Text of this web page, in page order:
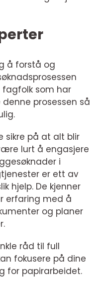
å forstå og
fagfolk som har
prosessen så
sikre på at alt blir
lurt å engasjere
i
er ett av
hjelp. De kjenner
erfaring med å
og planer
råd til full
fokusere på dine
for papirarbeidet.